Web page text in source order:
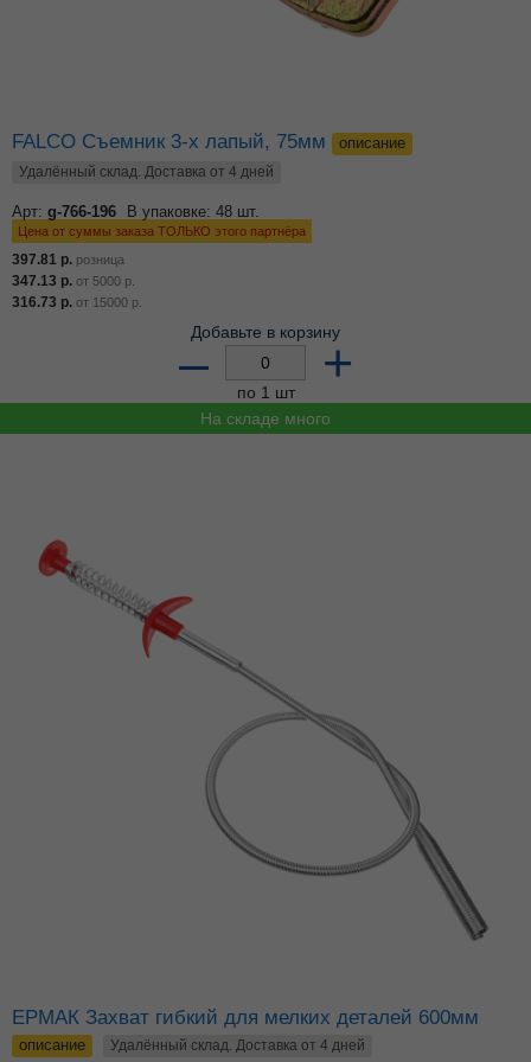
FALCO Съемник 3-х лапый, 75мм описание
Удалённый склад. Доставка от 4 дней
Арт: g-766-196 В упаковке: 48 шт.
Цена от суммы заказа ТОЛЬКО этого партнёра
397.81 р. розница
347.13 р. от 5000 р.
316.73 р. от 15000 р.
Добавьте в корзину
– +
по 1 шт
На складе много
ЕРМАК Захват гибкий для мелких деталей 600мм
описание Удалённый склад. Доставка от 4 дней